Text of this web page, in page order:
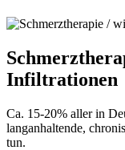
Infiltrationen
Ca. 15-20% aller in
langanhaltende,
tun.